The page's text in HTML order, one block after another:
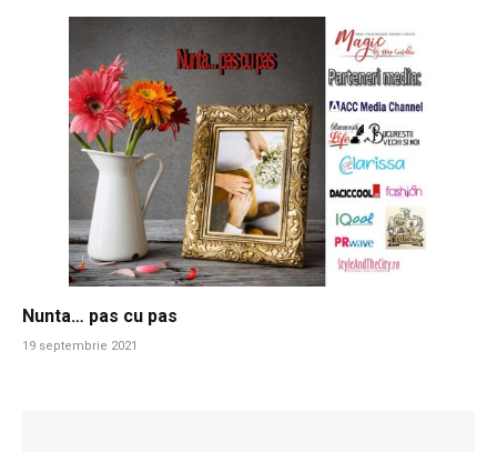
Nunta… pas cu pas
19 septembrie 2021